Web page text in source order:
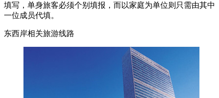
填写，单身旅客必须个别填报，而以家庭为单位则只需由其中
一位成员代填。
东西岸相关旅游线路